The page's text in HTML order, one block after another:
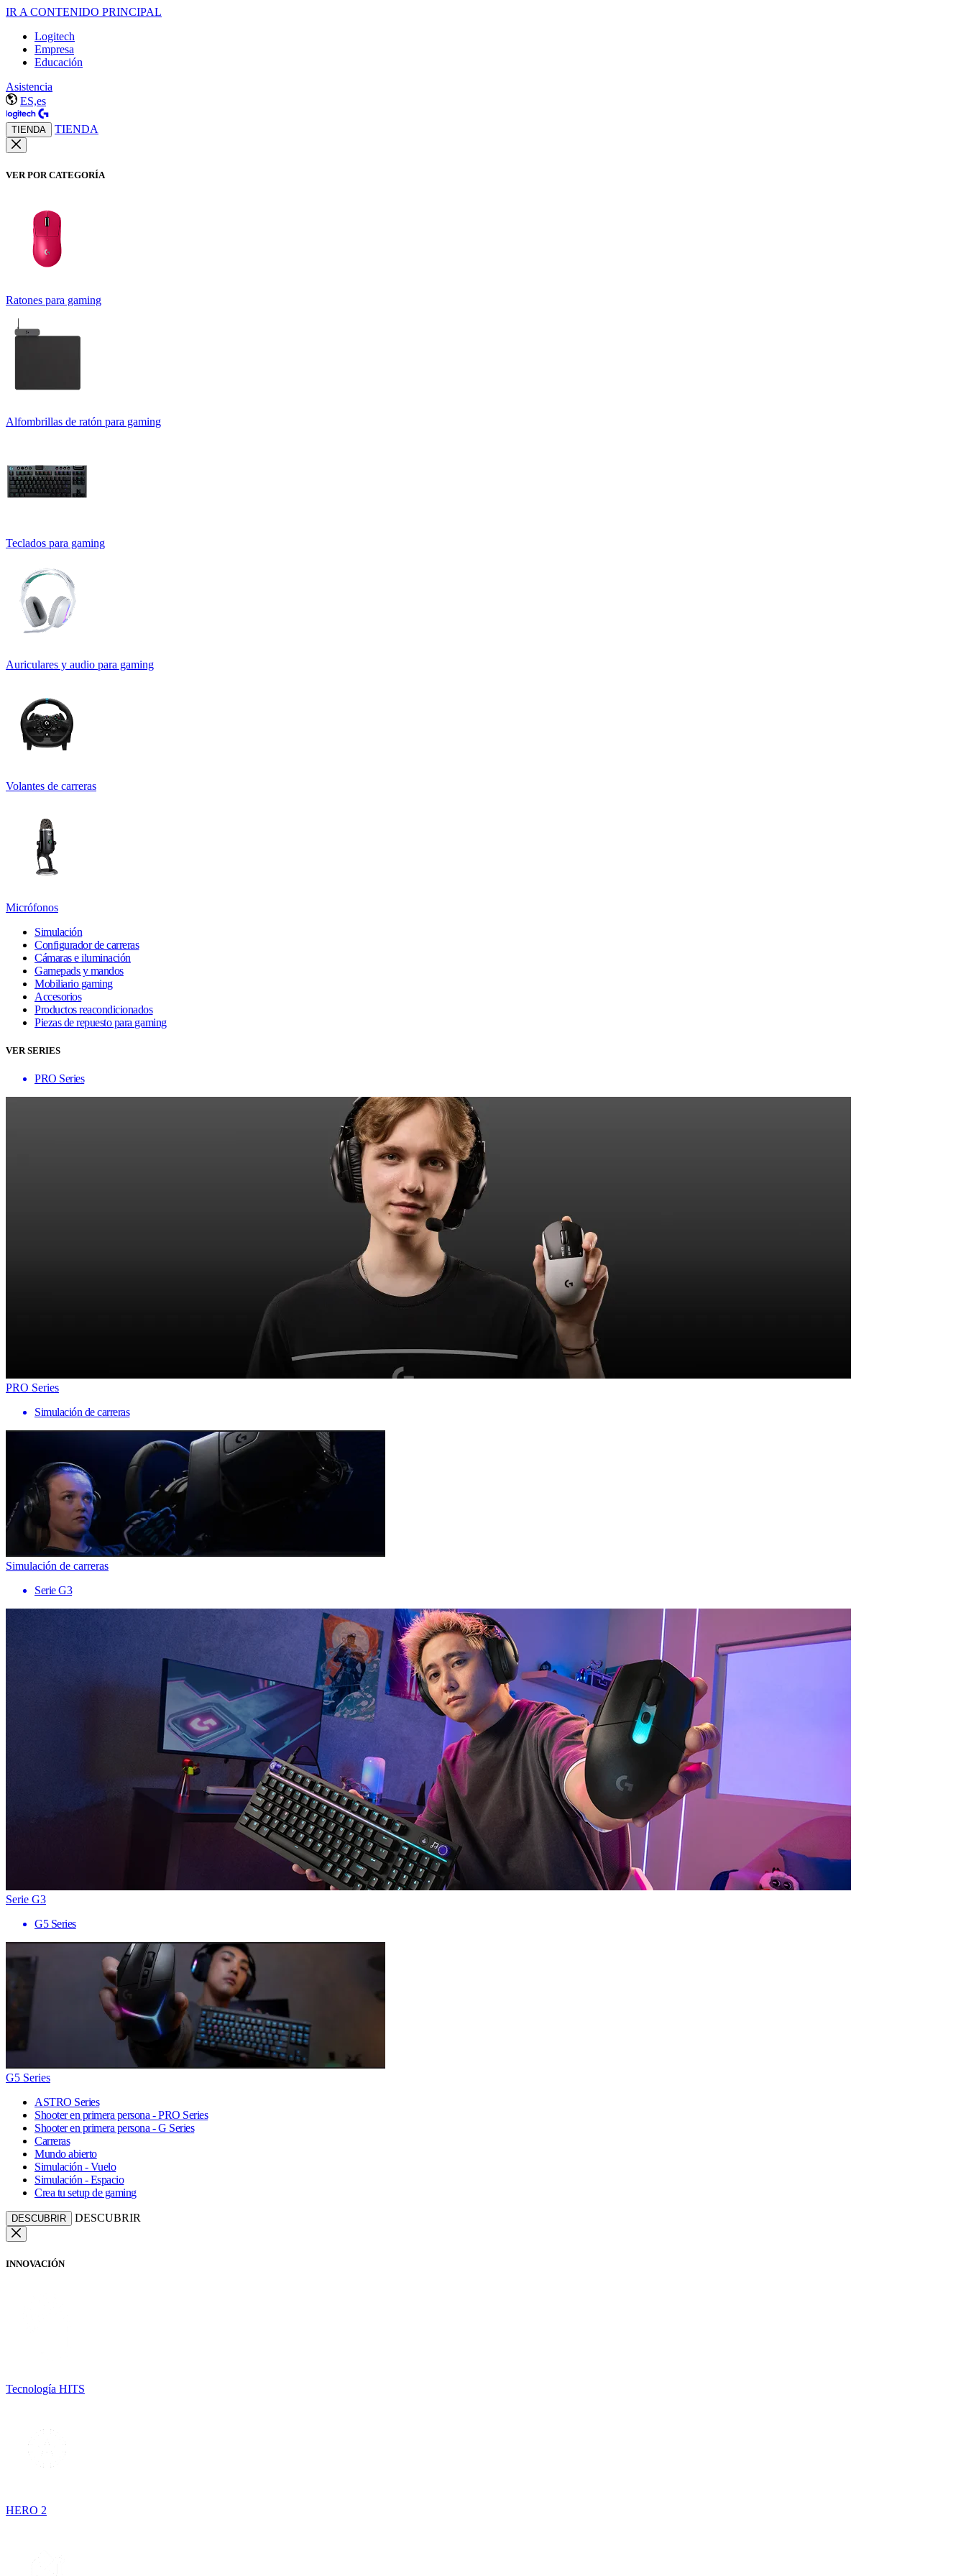
IR A CONTENIDO PRINCIPAL
Logitech
Empresa
Educación
Asistencia
ES,es
TIENDA TIENDA
VER POR CATEGORÍA
Ratones para gaming
Alfombrillas de ratón para gaming
Teclados para gaming
Auriculares y audio para gaming
Volantes de carreras
Micrófonos
Simulación
Configurador de carreras
Cámaras e iluminación
Gamepads y mandos
Mobiliario gaming
Accesorios
Productos reacondicionados
Piezas de repuesto para gaming
VER SERIES
PRO Series
PRO Series
Simulación de carreras
Simulación de carreras
Serie G3
Serie G3
G5 Series
G5 Series
ASTRO Series
Shooter en primera persona - PRO Series
Shooter en primera persona - G Series
Carreras
Mundo abierto
Simulación - Vuelo
Simulación - Espacio
Crea tu setup de gaming
DESCUBRIR DESCUBRIR
INNOVACIÓN
Tecnología HITS
HERO 2